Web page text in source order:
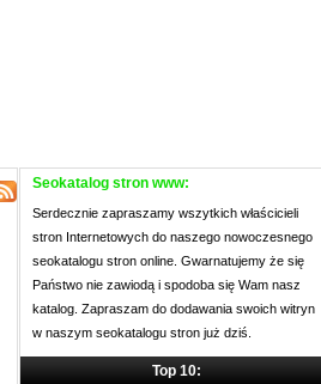
Seokatalog stron www:
Serdecznie zapraszamy wszytkich właścicieli
stron Internetowych do naszego nowoczesnego
seokatalogu stron online. Gwarnatujemy że się
Państwo nie zawiodą i spodoba się Wam nasz
katalog. Zapraszam do dodawania swoich witryn
w naszym seokatalogu stron już dziś.
Top 10: